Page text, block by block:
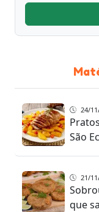
24/
São
21/
que